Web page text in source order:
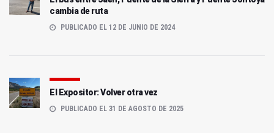
cambia de ruta
PUBLICADO EL 12 DE JUNIO DE 2024
El Expositor: Volver otra vez
PUBLICADO EL 31 DE AGOSTO DE 2025